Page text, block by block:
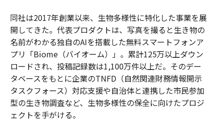
同社は2017年創業以来、生物多様性に特化した事業を展
開してきた。代表プロダクトは、写真を撮ると生き物の
名前がわかる独自のAIを搭載した無料スマートフォンア
プリ「Biome（バイオーム）」。累計125万以上ダウン
ロードされ、投稿記録数は1,100万件以上だ。そのデー
タベースをもとに企業のTNFD（自然関連財務情報開示
タスクフォース）対応支援や自治体と連携した市民参加
型の生き物調査など、生物多様性の保全に向けたプロジ
ェクトを手がける。